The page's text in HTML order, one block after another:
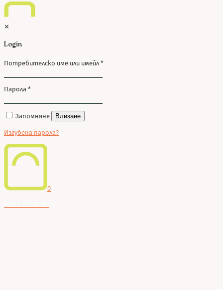
✕
Login
Потребителско име или имейл *
Парола *
Запомняне Влизане
Изгубена парола?
0